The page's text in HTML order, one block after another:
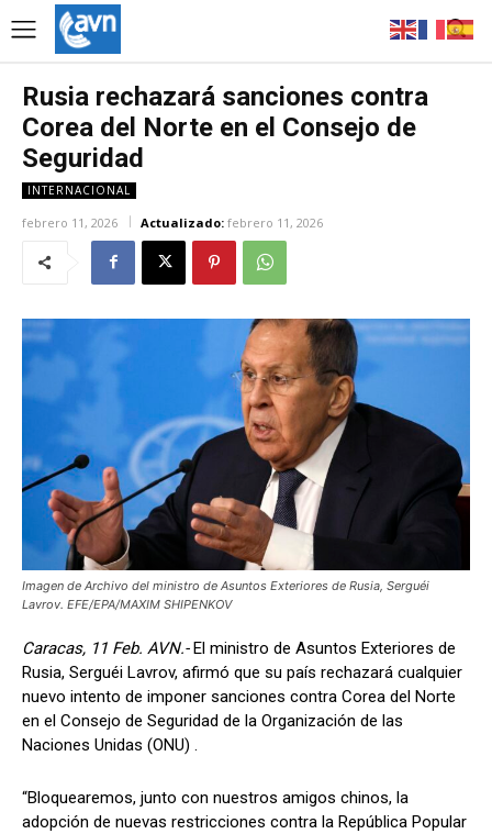
Rusia rechazará sanciones contra
Corea del Norte en el Consejo de
Seguridad
INTERNACIONAL
febrero 11, 2026 Actualizado: febrero 11, 2026
Imagen de Archivo del ministro de Asuntos Exteriores de Rusia, Serguéi
Lavrov. EFE/EPA/MAXIM SHIPENKOV
Caracas, 11 Feb. AVN.-El ministro de Asuntos Exteriores de
Rusia, Serguéi Lavrov, afirmó que su país rechazará cualquier
nuevo intento de imponer sanciones contra Corea del Norte
en el Consejo de Seguridad de la Organización de las
Naciones Unidas (ONU) .
“Bloquearemos, junto con nuestros amigos chinos, la
adopción de nuevas restricciones contra la República Popular